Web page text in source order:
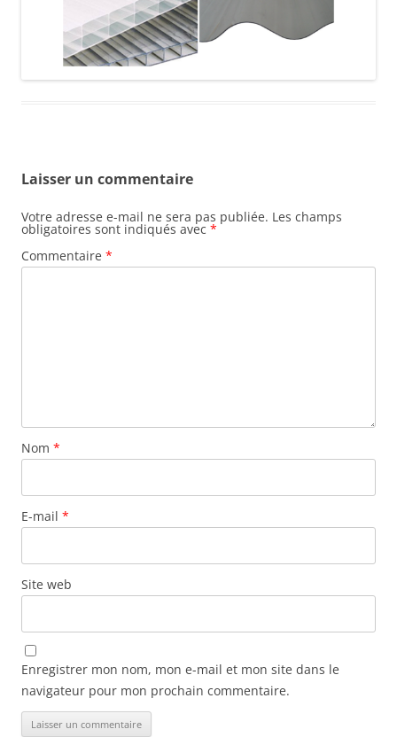
Laisser un commentaire
Votre adresse e-mail ne sera pas publiée. Les champs
obligatoires sont indiqués avec *
Commentaire *
Nom *
E-mail *
Site web
Enregistrer mon nom, mon e-mail et mon site dans le
navigateur pour mon prochain commentaire.